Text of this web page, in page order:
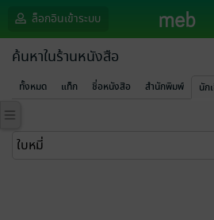
ล็อกอินเข้าระบบ
ค้นหาในร้านหนังสือ
ทั้งหมด แท็ก ชื่อหนังสือ สำนักพิมพ์ นัก